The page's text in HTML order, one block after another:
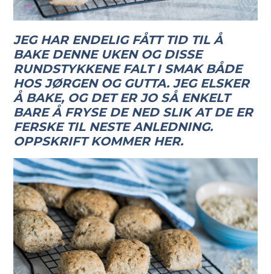
JEG HAR ENDELIG FÅTT TID TIL Å
BAKE DENNE UKEN OG DISSE
RUNDSTYKKENE FALT I SMAK BÅDE
HOS JØRGEN OG GUTTA. JEG ELSKER
Å BAKE, OG DET ER JO SÅ ENKELT
BARE Å FRYSE DE NED SLIK AT DE ER
FERSKE TIL NESTE ANLEDNING.
OPPSKRIFT KOMMER HER.